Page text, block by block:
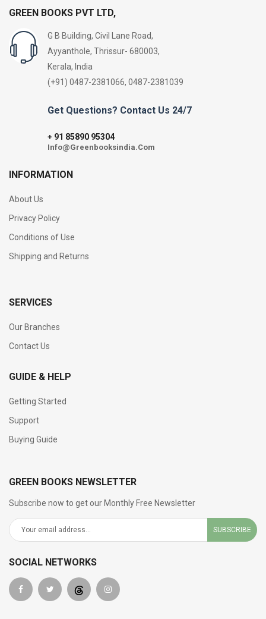
GREEN BOOKS PVT LTD,
G B Building, Civil Lane Road,
Ayyanthole, Thrissur- 680003,
Kerala, India
(+91) 0487-2381066, 0487-2381039
Get Questions? Contact Us 24/7
+ 91 85890 95304
Info@Greenbooksindia.Com
INFORMATION
About Us
Privacy Policy
Conditions of Use
Shipping and Returns
SERVICES
Our Branches
Contact Us
GUIDE & HELP
Getting Started
Support
Buying Guide
GREEN BOOKS NEWSLETTER
Subscribe now to get our Monthly Free Newsletter
SUBSCRIBE
SOCIAL NETWORKS